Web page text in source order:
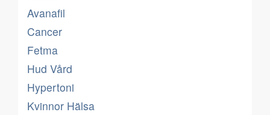
Avanafil
Cancer
Fetma
Hud Vård
Hypertoni
Kvinnor Hälsa